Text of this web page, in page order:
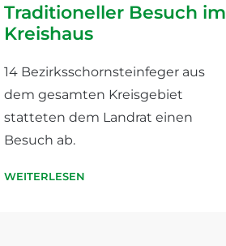
Traditioneller Besuch im
Kreishaus
14 Bezirksschornsteinfeger aus
dem gesamten Kreisgebiet
statteten dem Landrat einen
Besuch ab.
WEITERLESEN